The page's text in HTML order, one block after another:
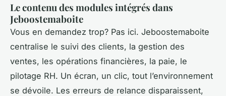
Le contenu des modules intégrés dans
Jeboostemaboite
Vous en demandez trop? Pas ici. Jeboostemaboite
centralise le suivi des clients, la gestion des
ventes, les opérations financières, la paie, le
pilotage RH. Un écran, un clic, tout l’environnement
se dévoile. Les erreurs de relance disparaissent,